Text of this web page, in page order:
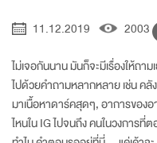
11.12.2019
2003
ไม่เจอกันนาน มันก็จะมีเรื่องให้ถ
ไปด้วยคำถามหลากหลาย เช่น ค
มาเนื้อหาดาร์คสุดๆ, อาการของ
ไหนใน IG ไปจนถึง คนในวงการที่